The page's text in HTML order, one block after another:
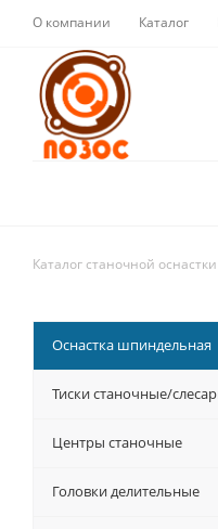
О компании Каталог
Каталог станочной оснастки
Оснастка шпиндельная
Тиски станочные/
Центры станочные
Головки делительные